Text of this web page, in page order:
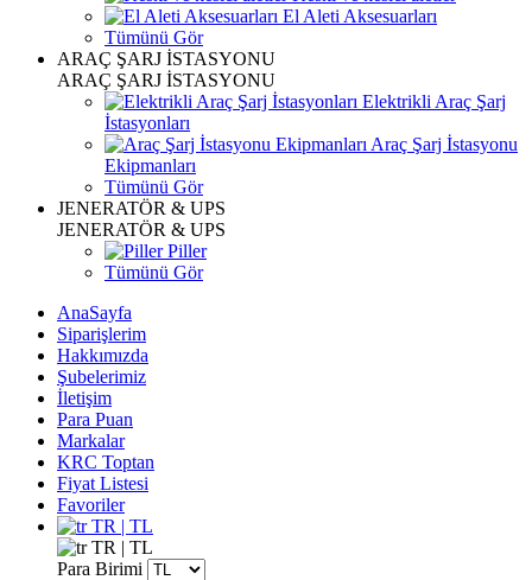
El Aleti Aksesuarları
Tümünü Gör
ARAÇ ŞARJ İSTASYONU
ARAÇ ŞARJ İSTASYONU
Elektrikli Araç Şarj
İstasyonları
Araç Şarj İstasyonu
Ekipmanları
Tümünü Gör
JENERATÖR & UPS
JENERATÖR & UPS
Piller
Tümünü Gör
AnaSayfa
Siparişlerim
Hakkımızda
Şubelerimiz
İletişim
Para Puan
Markalar
KRC Toptan
Fiyat Listesi
Favoriler
TR | TL
TR | TL
Para Birimi